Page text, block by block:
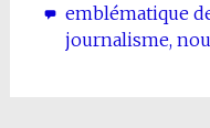
emblématique
journalisme,